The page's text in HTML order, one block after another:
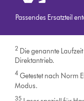
Passendes Ersatzteil
2 Die genannte
Direktantrieb.
4 Getestet nach Norm
Modus.
35